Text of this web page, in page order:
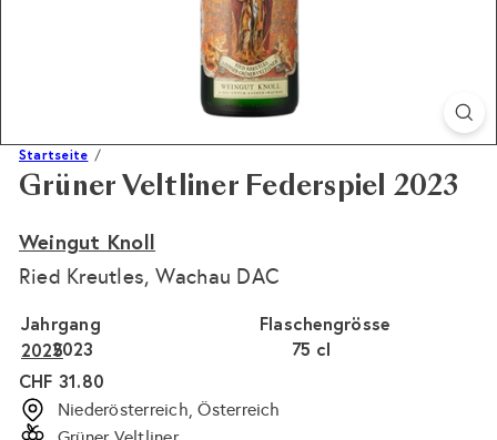
Startseite
Grüner Veltliner Federspiel 2023
Weingut Knoll
Ried Kreutles, Wachau DAC
Flaschengrösse
75 cl
Jahrgang
2023 Variante ausverkauft oder nicht verfügbar
2025
Normaler
Preis
CHF 31.80
Niederösterreich, Österreich